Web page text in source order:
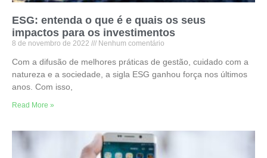
ESG: entenda o que é e quais os seus
impactos para os investimentos
8 de novembro de 2022 Nenhum comentário
Com a difusão de melhores práticas de gestão, cuidado com a
natureza e a sociedade, a sigla ESG ganhou força nos últimos
anos. Com isso,
Read More »